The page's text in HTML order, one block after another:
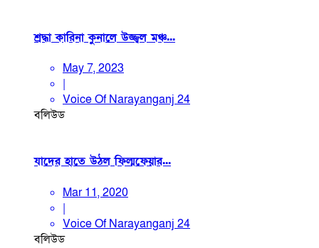
শ্রদ্ধা কারিনা কুনালে উজ্জ্বল মঞ্চ...
May 7, 2023
|
Voice Of Narayanganj 24
বলিউড
যাদের হাতে উঠল ফিল্মফেয়ার...
Mar 11, 2020
|
Voice Of Narayanganj 24
বলিউড